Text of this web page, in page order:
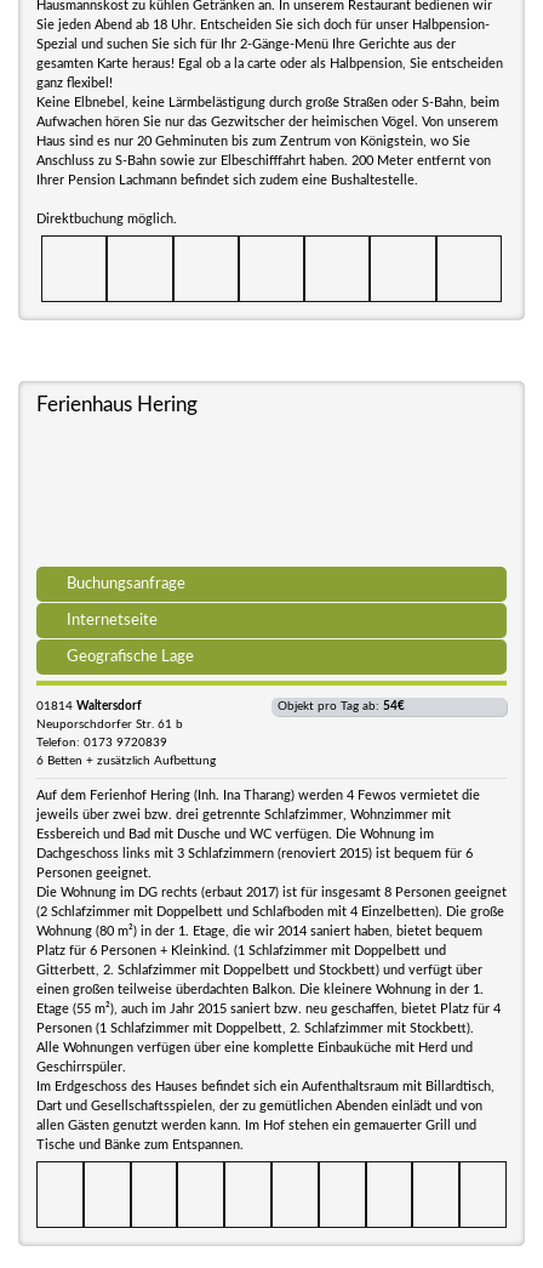
Hausmannskost zu kühlen Getränken an. In unserem Restaurant bedienen wir
Sie jeden Abend ab 18 Uhr. Entscheiden Sie sich doch für unser Halbpension-
Spezial und suchen Sie sich für Ihr 2-Gänge-Menü Ihre Gerichte aus der
gesamten Karte heraus! Egal ob a la carte oder als Halbpension, Sie entscheiden
ganz flexibel!
Keine Elbnebel, keine Lärmbelästigung durch große Straßen oder S-Bahn, beim
Aufwachen hören Sie nur das Gezwitscher der heimischen Vögel. Von unserem
Haus sind es nur 20 Gehminuten bis zum Zentrum von Königstein, wo Sie
Anschluss zu S-Bahn sowie zur Elbeschifffahrt haben. 200 Meter entfernt von
Ihrer Pension Lachmann befindet sich zudem eine Bushaltestelle.
Direktbuchung möglich.
Ferienhaus Hering
Buchungsanfrage
Internetseite
Geografische Lage
01814 Waltersdorf
Neuporschdorfer Str. 61 b
Telefon: 0173 9720839
6 Betten + zusätzlich Aufbettung
Objekt pro Tag ab: 54€
Auf dem Ferienhof Hering (Inh. Ina Tharang) werden 4 Fewos vermietet die
jeweils über zwei bzw. drei getrennte Schlafzimmer, Wohnzimmer mit
Essbereich und Bad mit Dusche und WC verfügen. Die Wohnung im
Dachgeschoss links mit 3 Schlafzimmern (renoviert 2015) ist bequem für 6
Personen geeignet.
Die Wohnung im DG rechts (erbaut 2017) ist für insgesamt 8 Personen geeignet
(2 Schlafzimmer mit Doppelbett und Schlafboden mit 4 Einzelbetten). Die große
Wohnung (80 m²) in der 1. Etage, die wir 2014 saniert haben, bietet bequem
Platz für 6 Personen + Kleinkind. (1 Schlafzimmer mit Doppelbett und
Gitterbett, 2. Schlafzimmer mit Doppelbett und Stockbett) und verfügt über
einen großen teilweise überdachten Balkon. Die kleinere Wohnung in der 1.
Etage (55 m²), auch im Jahr 2015 saniert bzw. neu geschaffen, bietet Platz für 4
Personen (1 Schlafzimmer mit Doppelbett, 2. Schlafzimmer mit Stockbett).
Alle Wohnungen verfügen über eine komplette Einbauküche mit Herd und
Geschirrspüler.
Im Erdgeschoss des Hauses befindet sich ein Aufenthaltsraum mit Billardtisch,
Dart und Gesellschaftsspielen, der zu gemütlichen Abenden einlädt und von
allen Gästen genutzt werden kann. Im Hof stehen ein gemauerter Grill und
Tische und Bänke zum Entspannen.